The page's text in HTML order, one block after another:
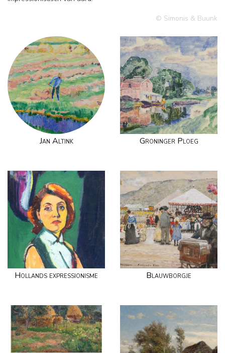
© Simonis & Buunk
Jan Altink Groninger Ploeg
Hollands expressionisme Blauwborgje